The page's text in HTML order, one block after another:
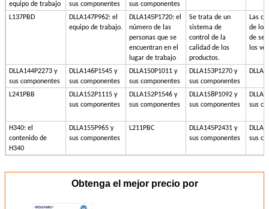
equipo de trabajo
sus componentes
sus componentes
L137PBD
DLLA147P962: el
equipo de trabajo.
DLLA145P1720: el
número de las
personas que se
encuentran en el
lugar de trabajo
Se trata de un
sistema de
control de la
calidad de los
productos.
Las
de los
de
los
DLLA144P2273 y
sus componentes
DLLA146P1545 y
sus componentes
DLLA150P1011 y
sus componentes
DLLA153P1270 y
sus componentes
L241PBB
DLLA152P1115 y
sus componentes
DLLA152P1546 y
sus componentes
DLLA158P1092 y
sus componentes
sus
H340: el
contenido de
H340
DLLA155P965 y
sus componentes
L211PBC
DLLA145P2431 y
sus componentes
sus
Obtenga el mejor precio por